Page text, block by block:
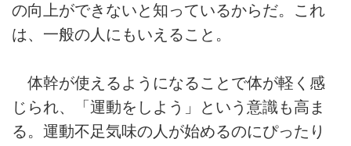
の向上ができないと知っているからだ。これ
は、一般の人にもいえること。
体幹が使えるようになることで体が軽く感
じられ、「運動をしよう」という意識も高ま
る。運動不足気味の人が始めるのにぴったり